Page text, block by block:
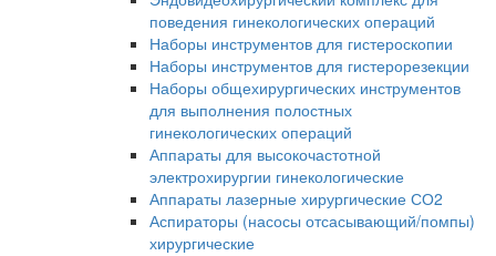
поведения гинекологических операций
Наборы инструментов для гистероскопии
Наборы инструментов для гистерорезекции
Наборы общехирургических инструментов
для выполнения полостных
гинекологических операций
Аппараты для высокочастотной
электрохирургии гинекологические
Аппараты лазерные хирургические СО2
Аспираторы (насосы отсасывающий/помпы)
хирургические